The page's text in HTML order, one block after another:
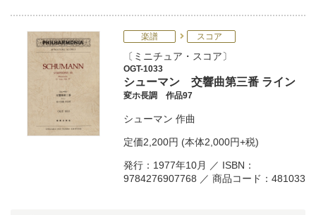
楽譜 スコア
ミニチュア・スコア
OGT-1033
シューマン 交響曲第三番 ライン
変ホ長調 作品97
シューマン 作曲
定価2,200円 (本体2,000円+税)
発行：1977年10月 ／ ISBN：
9784276907768 ／ 商品コード：481033